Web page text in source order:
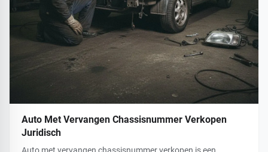
Auto Met Vervangen Chassisnummer Verkopen
Juridisch